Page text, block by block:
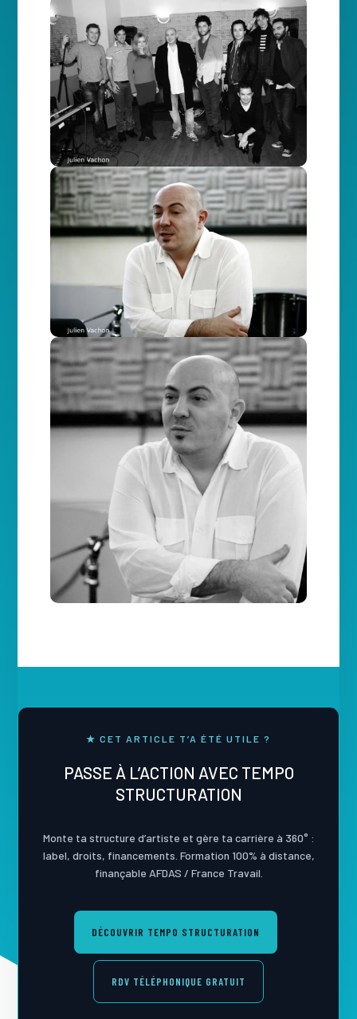
★ CET ARTICLE T’A ÉTÉ UTILE ?
PASSE À L’ACTION AVEC TEMPO
STRUCTURATION
Monte ta structure d’artiste et gère ta carrière à 360° :
label, droits, financements. Formation 100% à distance,
finançable AFDAS / France Travail.
DÉCOUVRIR TEMPO STRUCTURATION
RDV TÉLÉPHONIQUE GRATUIT